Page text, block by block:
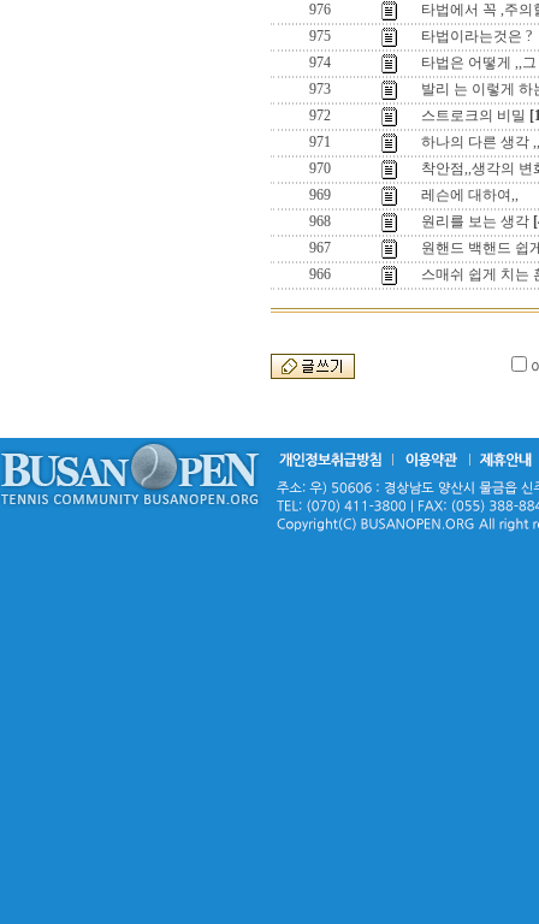
976
타법에서 꼭 ,주의
975
타법이라는것은 ?
974
타법은 어떻게 ,,
973
발리 는 이렇게 하
972
스트로크의 비밀
971
하나의 다른 생각 ,,
970
착안점,,생각의 변
969
레슨에 대하여,,
968
원리를 보는 생각
967
원핸드 백핸드 쉽
966
스매쉬 쉽게 치는